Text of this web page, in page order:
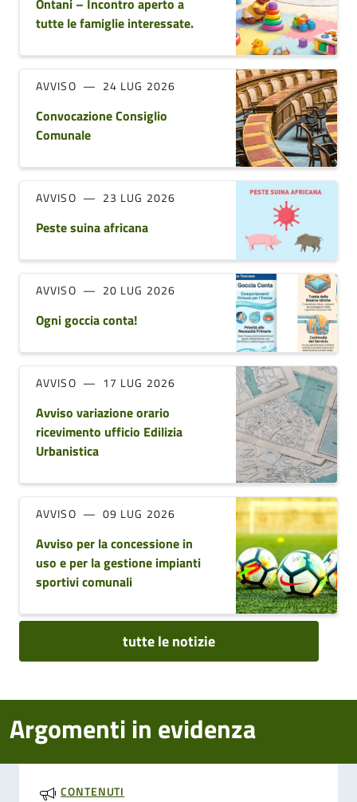
Ontani – Incontro aperto a
tutte le famiglie interessate.
AVVISO 24 LUG 2026
Convocazione Consiglio
Comunale
AVVISO 23 LUG 2026
Peste suina africana
AVVISO 20 LUG 2026
Ogni goccia conta!
AVVISO 17 LUG 2026
Avviso variazione orario
ricevimento ufficio Edilizia
Urbanistica
AVVISO 09 LUG 2026
Avviso per la concessione in
uso e per la gestione impianti
sportivi comunali
tutte le notizie
Argomenti in evidenza
CONTENUTI